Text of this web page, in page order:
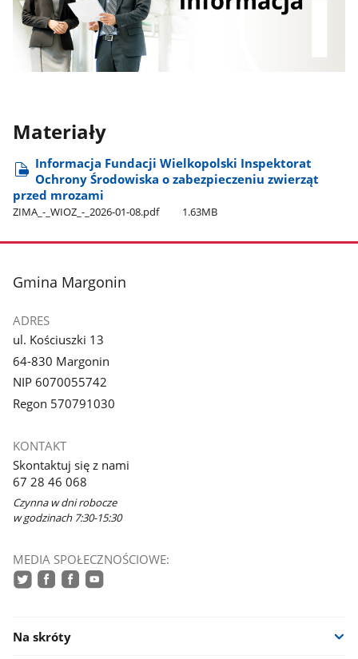
Materiały
Informacja Fundacji Wielkopolski Inspektorat
Ochrony Środowiska o zabezpieczeniu zwierząt
przed mrozami
ZIMA​_-​_WIOZ​_-​_2026-01-08.pdf 1.63MB
stopka
Gmina Margonin
ADRES
ul. Kościuszki 13
64-830 Margonin
NIP 6070055742
Regon 570791030
KONTAKT
Skontaktuj się z nami
67 28 46 068
Czynna w dni robocze
w godzinach 7:30-15:30
MEDIA SPOŁECZNOŚCIOWE:
Na skróty